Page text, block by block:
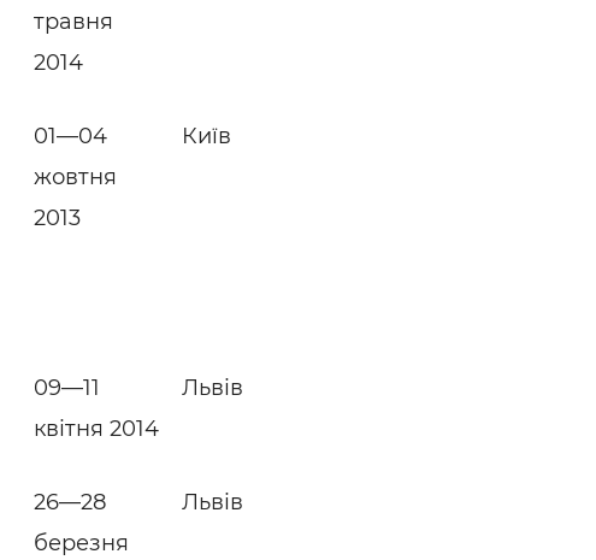
травня
2014
01—04
жовтня
2013
Київ
09—11
квітня 2014
Львів
26—28
березня
Львів